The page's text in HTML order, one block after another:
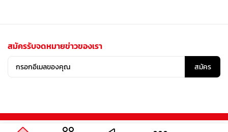
สมัครรับจดหมายข่าวของเรา
สมัคร